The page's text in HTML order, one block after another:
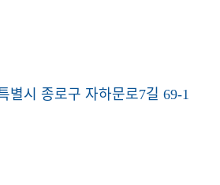
별시 종로구 자하문로7길 69-1